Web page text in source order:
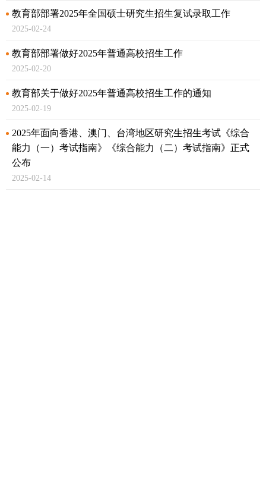
教育部部署2025年全国硕士研究生招生复试录取工作
2025-02-24
教育部部署做好2025年普通高校招生工作
2025-02-20
教育部关于做好2025年普通高校招生工作的通知
2025-02-19
2025年面向香港、澳门、台湾地区研究生招生考试《综合
能力（一）考试指南》
《综合能力（二）考试指南》正式
公布
2025-02-14